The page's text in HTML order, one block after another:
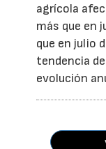
agrícola
más que en
que en julio
tendencia
evolución